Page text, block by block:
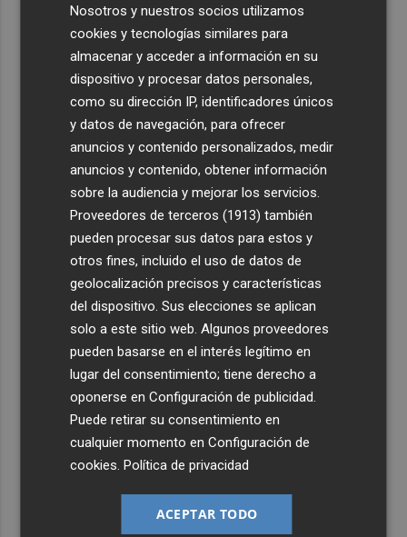
Nosotros y nuestros socios utilizamos
cookies y tecnologías similares para
almacenar y acceder a información en su
dispositivo y procesar datos personales,
como su dirección IP, identificadores únicos
y datos de navegación, para ofrecer
anuncios y contenido personalizados, medir
anuncios y contenido, obtener información
sobre la audiencia y mejorar los servicios.
Proveedores de terceros (1913) también
pueden procesar sus datos para estos y
otros fines, incluido el uso de datos de
geolocalización precisos y características
del dispositivo. Sus elecciones se aplican
solo a este sitio web. Algunos proveedores
pueden basarse en el interés legítimo en
lugar del consentimiento; tiene derecho a
oponerse enConfiguración de publicidad
Puede retirar su consentimiento en
cualquier momento enConfiguración de
cookies .Política de privacidad
ACEPTAR TODO